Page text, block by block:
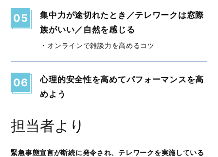
05
集中力が途切れたとき／テレワークは窓際
族がいい／自然を感じる
・オンラインで雑談力を高めるコツ
06
心理的安全性を高めてパフォーマンスを高
めよう
担当者より
緊急事態宣言が断続に発令され、テレワークを実施している